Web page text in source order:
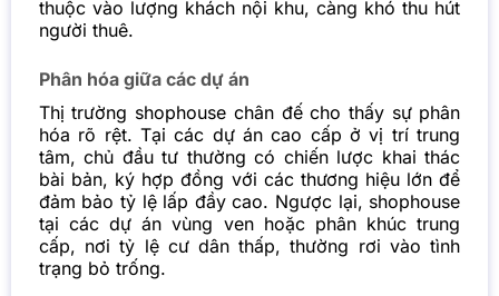
thuộc vào lượng khách nội khu, càng khó thu hút
người thuê.
Phân hóa giữa các dự án
Thị trường shophouse chân đế cho thấy sự phân
hóa rõ rệt. Tại các dự án cao cấp ở vị trí trung
tâm, chủ đầu tư thường có chiến lược khai thác
bài bản, ký hợp đồng với các thương hiệu lớn để
đảm bảo tỷ lệ lấp đầy cao. Ngược lại, shophouse
tại các dự án vùng ven hoặc phân khúc trung
cấp, nơi tỷ lệ cư dân thấp, thường rơi vào tình
trạng bỏ trống.